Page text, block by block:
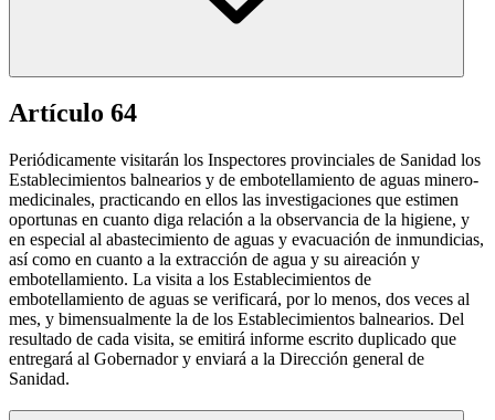
Artículo 64
Periódicamente visitarán los Inspectores provinciales de Sanidad los
Establecimientos balnearios y de embotellamiento de aguas minero-
medicinales, practicando en ellos las investigaciones que estimen
oportunas en cuanto diga relación a la observancia de la higiene, y
en especial al abastecimiento de aguas y evacuación de inmundicias,
así como en cuanto a la extracción de agua y su aireación y
embotellamiento. La visita a los Establecimientos de
embotellamiento de aguas se verificará, por lo menos, dos veces al
mes, y bimensualmente la de los Establecimientos balnearios. Del
resultado de cada visita, se emitirá informe escrito duplicado que
entregará al Gobernador y enviará a la Dirección general de
Sanidad.